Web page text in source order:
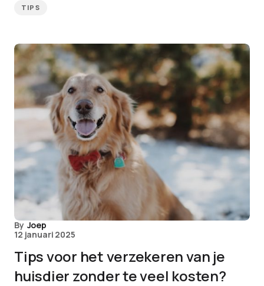
TIPS
By Joep
12 januari 2025
Tips voor het verzekeren van je
huisdier zonder te veel kosten?